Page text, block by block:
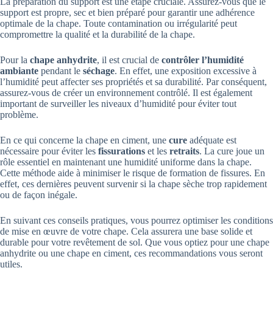
support est propre, sec et bien préparé pour garantir une adhérence
optimale de la chape. Toute contamination ou irrégularité peut
compromettre la qualité et la durabilité de la chape.
Pour la chape anhydrite, il est crucial de contrôler l’humidité
ambiante pendant le séchage. En effet, une exposition excessive à
l’humidité peut affecter ses propriétés et sa durabilité. Par conséquent,
assurez-vous de créer un environnement contrôlé. Il est également
important de surveiller les niveaux d’humidité pour éviter tout
problème.
En ce qui concerne la chape en ciment, une cure adéquate est
nécessaire pour éviter les fissurations et les retraits. La cure joue un
rôle essentiel en maintenant une humidité uniforme dans la chape.
Cette méthode aide à minimiser le risque de formation de fissures. En
effet, ces dernières peuvent survenir si la chape sèche trop rapidement
ou de façon inégale.
En suivant ces conseils pratiques, vous pourrez optimiser les conditions
de mise en œuvre de votre chape. Cela assurera une base solide et
durable pour votre revêtement de sol. Que vous optiez pour une chape
anhydrite ou une chape en ciment, ces recommandations vous seront
utiles.